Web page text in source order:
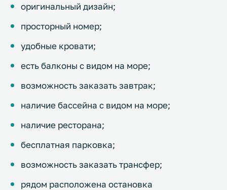
оригинальный дизайн;
просторный номер;
удобные кровати;
есть балконы с видом на море;
возможность заказать завтрак;
наличие бассейна с видом на море;
наличие ресторана;
бесплатная парковка;
возможность заказать трансфер;
рядом расположена остановка